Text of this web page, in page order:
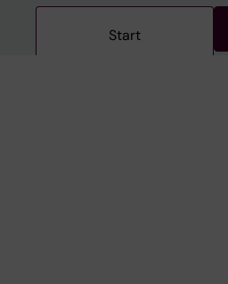
Start